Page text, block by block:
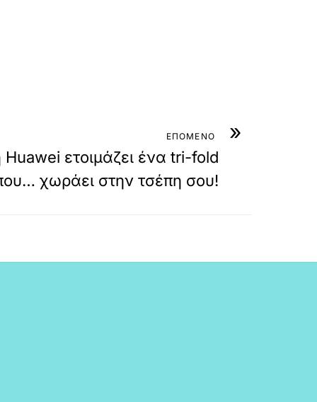
»
ΕΠΟΜΕΝΟ
ετοιμάζει ένα tri-fold
χωράει στην τσέπη σου!